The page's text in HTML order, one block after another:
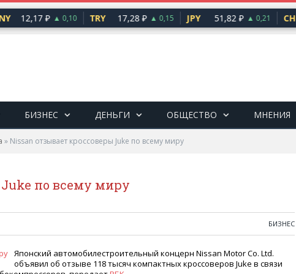
12,17 ₽ ▲ 0,10 TRY 17,28 ₽ ▲ 0,15 JPY 51,82 ₽ ▲ 0,21 CHF
БИЗНЕС ДЕНЬГИ ОБЩЕСТВО МНЕНИЯ
» Nissan отзывает кроссоверы Juke по всему миру
Juke по всему миру
БИЗНЕС
Японский автомобилестроительный концерн Nissan Motor Co. Ltd.
объявил об отзыве 118 тысяч компактных кроссоверов Juke в связи